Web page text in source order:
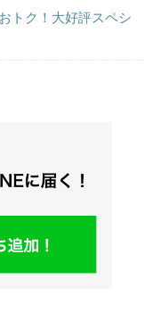
トク！大好評スペシ